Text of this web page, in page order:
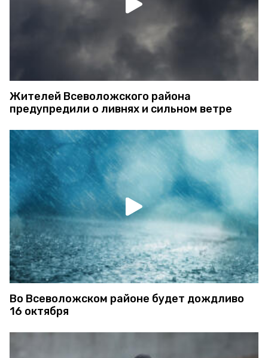
Жителей Всеволожского района
предупредили о ливнях и сильном ветре
Во Всеволожском районе будет дождливо
16 октября